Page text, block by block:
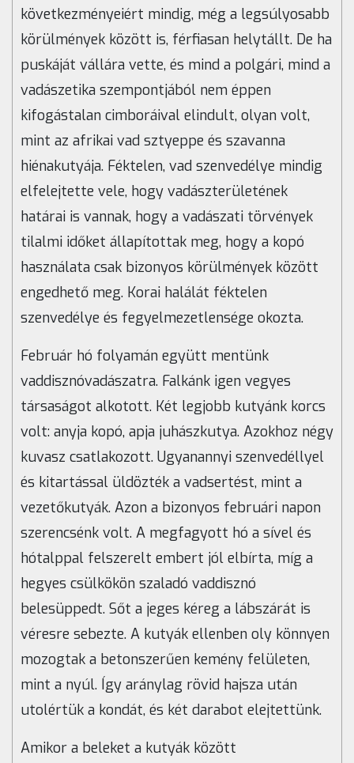
következményeiért mindig, még a legsúlyosabb
körülmények között is, férfiasan helytállt. De ha
puskáját vállára vette, és mind a polgári, mind a
vadászetika szempontjából nem éppen
kifogástalan cimboráival elindult, olyan volt,
mint az afrikai vad sztyeppe és szavanna
hiénakutyája. Féktelen, vad szenvedélye mindig
elfelejtette vele, hogy vadászterületének
határai is vannak, hogy a vadászati törvények
tilalmi időket állapítottak meg, hogy a kopó
használata csak bizonyos körülmények között
engedhető meg. Korai halálát féktelen
szenvedélye és fegyelmezetlensége okozta.
Február hó folyamán együtt mentünk
vaddisznóvadászatra. Falkánk igen vegyes
társaságot alkotott. Két legjobb kutyánk korcs
volt: anyja kopó, apja juhászkutya. Azokhoz négy
kuvasz csatlakozott. Ugyanannyi szenvedéllyel
és kitartással üldözték a vadsertést, mint a
vezetőkutyák. Azon a bizonyos februári napon
szerencsénk volt. A megfagyott hó a sível és
hótalppal felszerelt embert jól elbírta, míg a
hegyes csülkökön szaladó vaddisznó
belesüppedt. Sőt a jeges kéreg a lábszárát is
véresre sebezte. A kutyák ellenben oly könnyen
mozogtak a betonszerűen kemény felületen,
mint a nyúl. Így aránylag rövid hajsza után
utolértük a kondát, és két darabot elejtettünk.
Amikor a beleket a kutyák között